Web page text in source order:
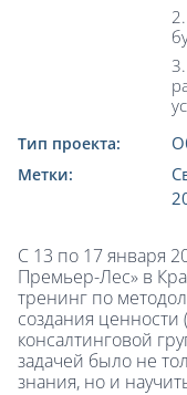
Тип проекта:
Метки:
С 13 по 17 января
Премьер-Лес» в
тренинг по
создания
консалтинговой
задачей было не
знания, но и